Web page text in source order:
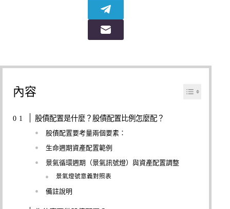
內容
股債配置是什麼？股債配置比例怎麼配？
股債配置要考量兩個要素：
生命週期資產配置範例
景氣循環週期（景氣訊號燈）與資產配置調整
景氣燈號意義對照表
備註說明